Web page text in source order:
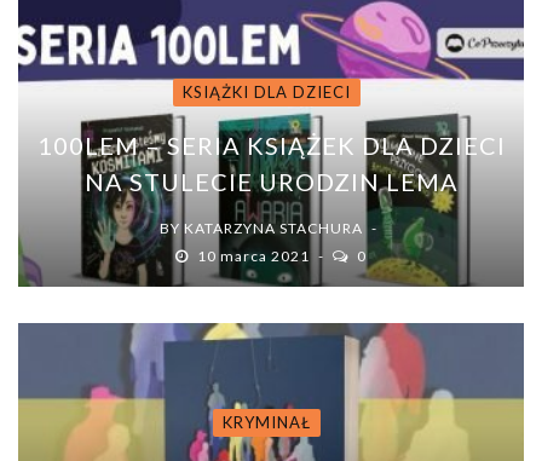
KSIĄŻKI DLA DZIECI
100LEM – SERIA KSIĄŻEK DLA DZIECI
NA STULECIE URODZIN LEMA
BY KATARZYNA STACHURA
10 marca 2021
0
KRYMINAŁ